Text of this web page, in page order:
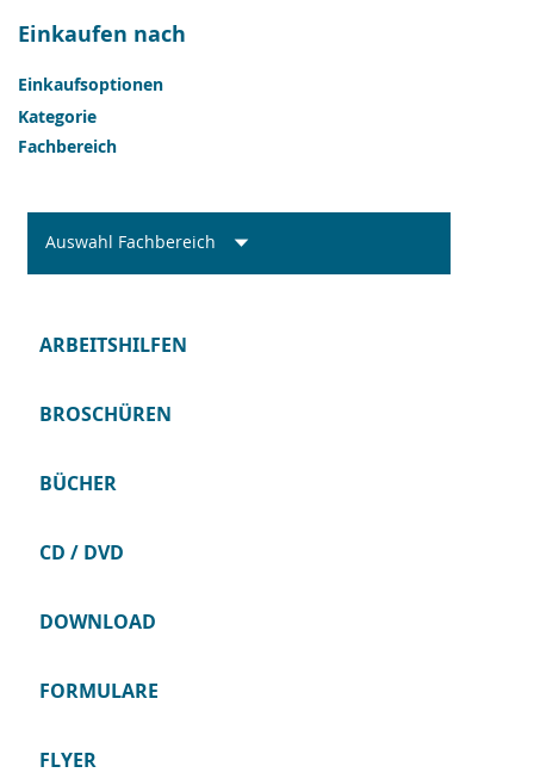
Einkaufen nach
Einkaufsoptionen
Kategorie
Fachbereich
Auswahl Fachbereich
ARBEITSHILFEN
BROSCHÜREN
BÜCHER
CD / DVD
DOWNLOAD
FORMULARE
FLYER